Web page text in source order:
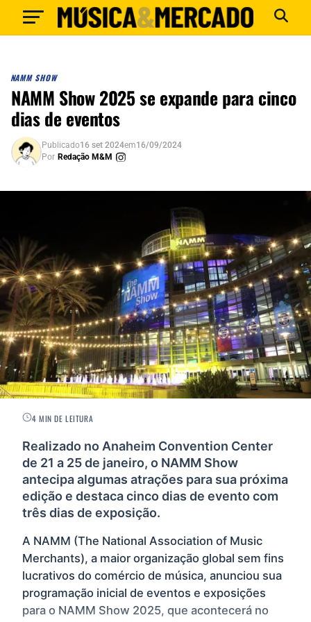
NAMM SHOW
NAMM Show 2025 se expande para cinco
dias de eventos
Publicado16 set 2024em16/09/2024
Por Redação M&M
4 MIN DE LEITURA
Realizado no Anaheim Convention Center
de 21 a 25 de janeiro, o NAMM Show
antecipa algumas atrações para sua próxima
edição e destaca cinco dias de evento com
três dias de exposição.
A NAMM (The National Association of Music
Merchants), a maior organização global sem fins
lucrativos do comércio de música, anunciou sua
programação inicial de eventos e exposições
para o NAMM Show 2025, que acontecerá no